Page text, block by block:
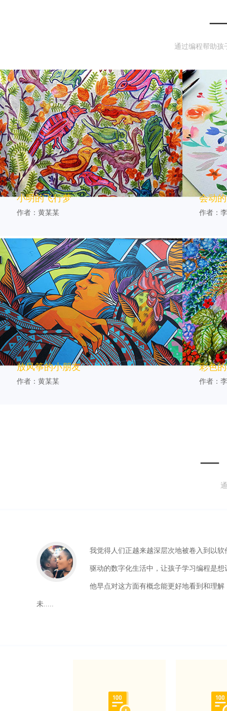
—
通过编程帮助孩
小明的飞行梦
作者：黄某某
会动
作者：
放风筝的小朋友
作者：黄某某
彩色
作者：
我觉得人们正越来越深层次地被卷入到以软
驱动的数字化生活中，让孩子学习编程是想
他早点对这方面有概念能更好地看到和理解
未.....